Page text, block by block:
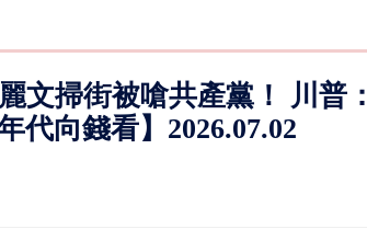
讀 行政院：編預算...
文掃街被嗆共產黨！ 川普：
代向錢看】2026.07.02